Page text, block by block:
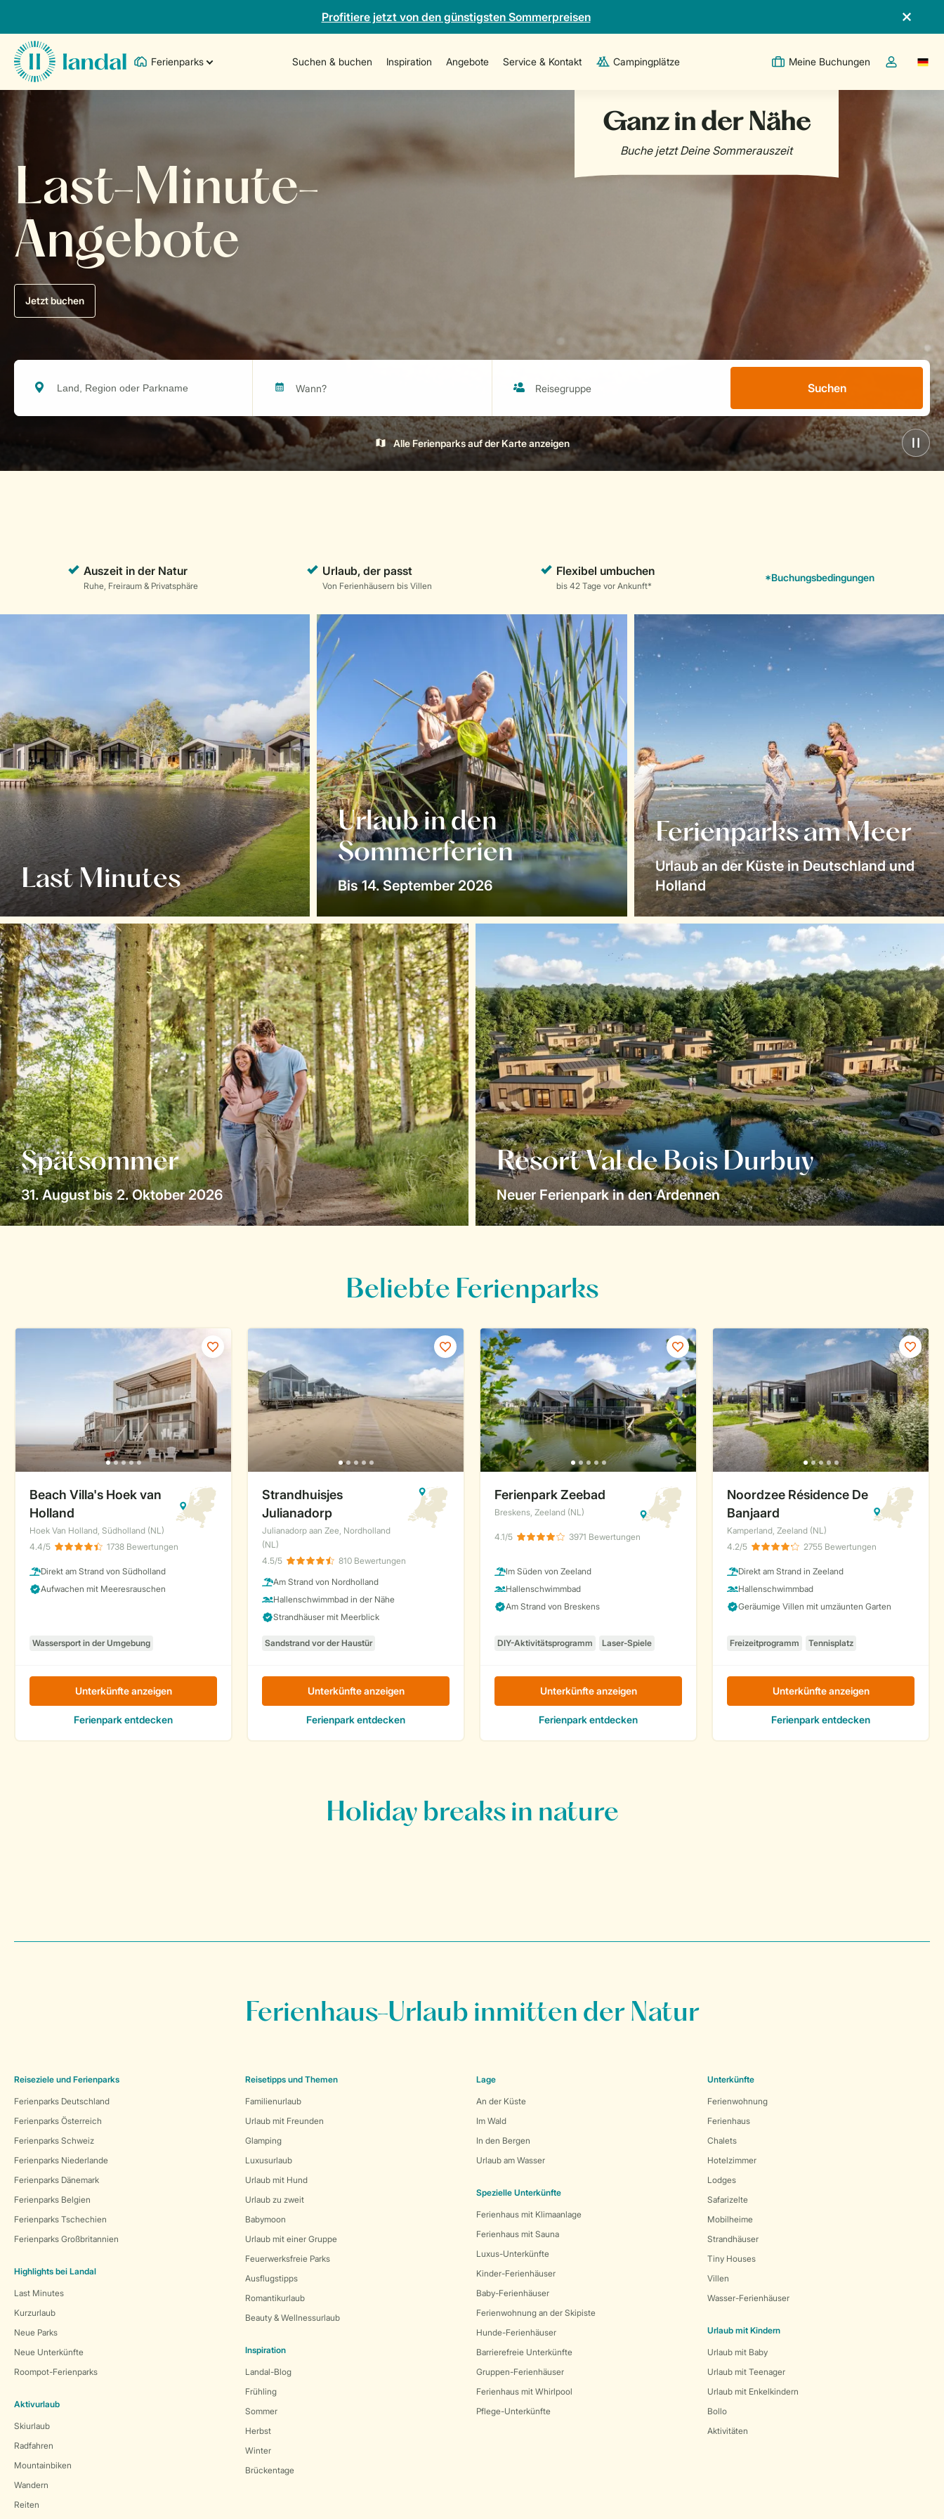
Profitiere jetzt von den günstigsten Sommerpreisen
Ferienparks Suchen & buchen Inspiration Angebote Service & Kontakt Campingplätze Meine Buchungen
Dropdown-
Last-Minute-
Angebote
Jetzt buchen
Suchen
Alle Ferienparks auf der Karte anzeigen
Last Minutes
Urlaub in den
Sommerferien
Bis 14. September 2026
Ferienparks am Meer
Urlaub an der Küste in Deutschland und
Holland
Spätsommer
31. August bis 2. Oktober 2026
Resort Val de Bois Durbuy
Neuer Ferienpark in den Ardennen
Ferienhaus-Urlaub inmitten der Natur
Reiseziele und Ferienparks
Ferienparks Deutschland
Ferienparks Österreich
Ferienparks Schweiz
Ferienparks Niederlande
Ferienparks Dänemark
Ferienparks Belgien
Ferienparks Tschechien
Ferienparks Großbritannien
Highlights bei Landal
Last Minutes
Kurzurlaub
Neue Parks
Neue Unterkünfte
Roompot-Ferienparks
Aktivurlaub
Skiurlaub
Radfahren
Mountainbiken
Wandern
Reiten
Reisetipps und Themen
Familienurlaub
Urlaub mit Freunden
Glamping
Luxusurlaub
Urlaub mit Hund
Urlaub zu zweit
Babymoon
Urlaub mit einer Gruppe
Feuerwerksfreie Parks
Ausflugstipps
Romantikurlaub
Beauty & Wellnessurlaub
Inspiration
Landal-Blog
Frühling
Sommer
Herbst
Winter
Brückentage
Lage
An der Küste
Im Wald
In den Bergen
Urlaub am Wasser
Spezielle Unterkünfte
Ferienhaus mit Klimaanlage
Ferienhaus mit Sauna
Luxus-Unterkünfte
Kinder-Ferienhäuser
Baby-Ferienhäuser
Ferienwohnung an der Skipiste
Hunde-Ferienhäuser
Barrierefreie Unterkünfte
Gruppen-Ferienhäuser
Ferienhaus mit Whirlpool
Pflege-Unterkünfte
Unterkünfte
Ferienwohnung
Ferienhaus
Chalets
Hotelzimmer
Lodges
Safarizelte
Mobilheime
Strandhäuser
Tiny Houses
Villen
Wasser-Ferienhäuser
Urlaub mit Kindern
Urlaub mit Baby
Urlaub mit Teenager
Urlaub mit Enkelkindern
Bollo
Aktivitäten